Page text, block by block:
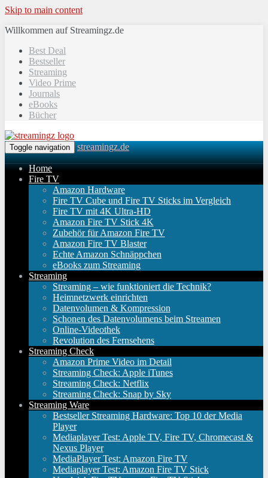
Skip to main content
Willkommen auf Streamingz.de
Best Deal
Bestseller
Streaming
Video Prime
Journals
eBooks
Bücher
Toggle navigation streamingz.de
Home
Fire TV
Amazon Hardware
Fire TV Cube und Fire TV Sticks im Vergleich
Fire TV mit 4K Ultra-HD
Amazon Fire TV Stick 4K
Zubehör für Amazon Fire TV
Amazon Fire TV Blaster
Echte Amazon Schnäppchen
eBooks zum Streaming
Streaming
Streaming – wie funktioniert die Technik?
Heimnetzwerk einrichten
Datenvolumen & Kompression
Schonen des Datenvolumens beim Streamen
Online-Videothek
Revolution des Fernsehens
Streaming Check
Amazon Prime Video im Detail
Streaming Check: Apple iTunes
Streaming Check: Netflix
Streaming Check: Snap by Sky
Streaming Ware
Bestseller Streaming Hardware: Top 10 der Media
Player
Mediaplayer Test: Apple TV, Fire TV, Chromecast &
Nexus Player
MediaPlayer Test: Amazon Fire TV
Mediaplayer Test: Amazon Fire TV Stick